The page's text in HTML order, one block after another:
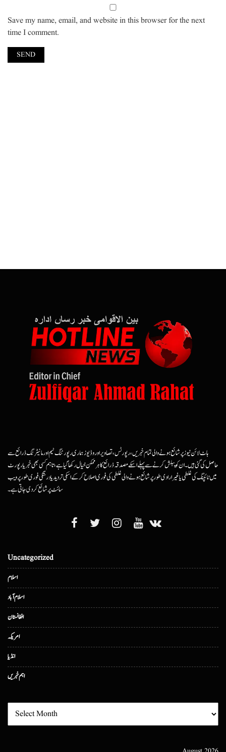
Save my name, email, and website in this browser for the next
time I comment.
ہاٹ لائن نیوز پر شائع ہونے والی تمام خبریں، رپورٹس، تصاویر اور وڈیوز ہماری رپورٹنگ ٹیم اور مانیٹرنگ ذرائع سے
حاصل کی گئی ہیں۔ ان کو پبلش کرنے سے پہلے اسکے مصدقہ ذرائع کا ہرممکن خیال رکھا گیا ہے، تاہم کسی بھی خبر یا رپورٹ
میں ٹائپنگ کی غلطی یا غیرارادی طور پر شائع ہونے والی غلطی کی فوری اصلاح کرکے اسکی تردید یا درستگی فوری طور پر ویب
سائٹ پر شائع کردی جاتی ہے۔
Uncategorized
اسلام
اسلام آباد
افغانستان
امریکہ
انڈیا
اہم خبریں